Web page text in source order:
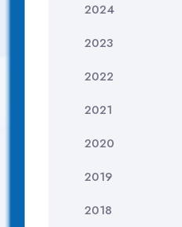
2024
2023
2022
2021
2020
2019
2018